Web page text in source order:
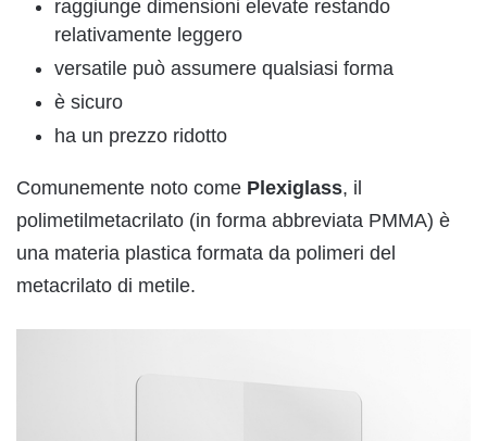
raggiunge dimensioni elevate restando
relativamente leggero
versatile può assumere qualsiasi forma
è sicuro
ha un prezzo ridotto
Comunemente noto come Plexiglass, il
polimetilmetacrilato (in forma abbreviata PMMA) è
una materia plastica formata da polimeri del
metacrilato di metile.